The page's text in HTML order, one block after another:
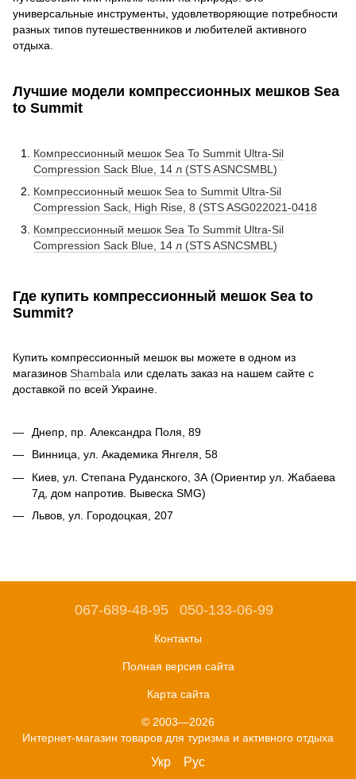
универсальные инструменты, удовлетворяющие потребности
разных типов путешественников и любителей активного
отдыха.
Лучшие модели компрессионных мешков Sea
to Summit
Компрессионный мешок Sea To Summit Ultra-Sil
Compression Sack Blue, 14 л (STS ASNCSMBL)
Компрессионный мешок Sea to Summit Ultra-Sil
Compression Sack, High Rise, 8 (STS ASG022021-0418
Компрессионный мешок Sea To Summit Ultra-Sil
Compression Sack Blue, 14 л (STS ASNCSMBL)
Где купить компрессионный мешок Sea to
Summit?
Купить компрессионный мешок вы можете в одном из
магазинов Shambala или сделать заказ на нашем сайте с
доставкой по всей Украине.
Днепр, пр. Александра Поля, 89
Винница, ул. Академика Янгеля, 58
Киев, ул. Степана Руданского, 3А (Ориентир ул. Жабаева
7д, дом напротив. Вывеска SMG)
Львов, ул. Городоцкая, 207
067-689-48-95 050-133-06-99
Контакты
Полная версия сайта
Карта сайта
© 2003—2026
Интернет-магазин товаров для туризма и активного отдыха
Укр Рус